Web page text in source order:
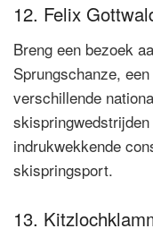
12. Felix
Breng een bezoek
Sprungschanze,
verschillende
indrukwekkende
skispringsport.
13.